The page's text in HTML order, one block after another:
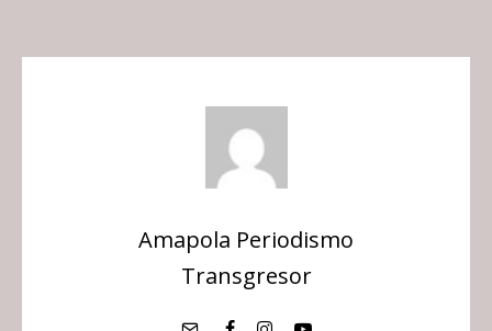
Amapola Periodismo
Transgresor